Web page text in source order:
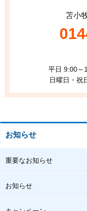
苫小
平日 9:00～
日曜日・祝
お知らせ
重要なお知らせ
お知らせ